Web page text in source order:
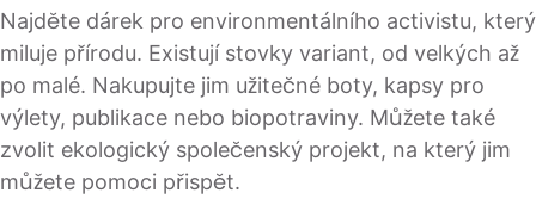
Najděte dárek pro environmentálního activistu, který
miluje přírodu. Existují stovky variant, od velkých až
po malé. Nakupujte jim užitečné boty, kapsy pro
výlety, publikace nebo biopotraviny. Můžete také
zvolit ekologický společenský projekt, na který jim
můžete pomoci přispět.